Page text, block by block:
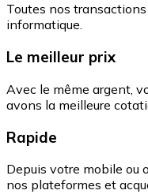
Toutes nos
informatique.
Le meilleur prix
Avec le même argent,
avons la meilleure
Rapide
Depuis votre mobile ou
nos plateformes et